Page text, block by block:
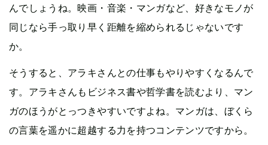
んでしょうね。映画・音楽・マンガなど、好きなモノが
同じなら手っ取り早く距離を縮められるじゃないです
か。
そうすると、アラキさんとの仕事もやりやすくなるんで
す。アラキさんもビジネス書や哲学書を読むより、マン
ガのほうがとっつきやすいですよね。マンガは、ぼくら
の言葉を遥かに超越する力を持つコンテンツですから。